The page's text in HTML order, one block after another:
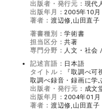
出版者・発行元： 現代
出版年月：2005年10月
著者： 渡辺修,山田直子
著書種別：学術書
担当区分：共著
専門分野： 人文・社会
記述言語： 日本語
タイトル：
『取調べ
取調べ録音・録画に学
出版者・発行元： 成文
出版年月：2004年01月
著者： 渡辺修,山田直子